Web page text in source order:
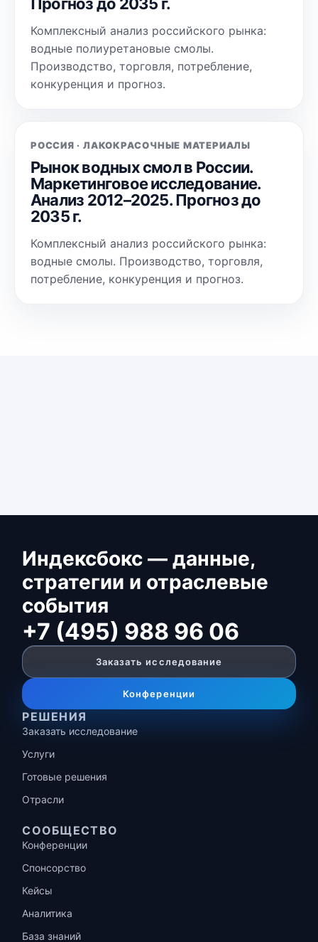
Комплексный анализ российского рынка:
водные полиуретановые смолы.
Производство, торговля, потребление,
конкуренция и прогноз.
РОССИЯ · ЛАКОКРАСОЧНЫЕ МАТЕРИАЛЫ
Рынок водных смол в России.
Маркетинговое исследование.
Анализ 2012–2025. Прогноз до
2035 г.
Комплексный анализ российского рынка:
водные смолы. Производство, торговля,
потребление, конкуренция и прогноз.
Индексбокс — данные,
стратегии и отраслевые
события
+7 (495) 988 96 06
Заказать исследование
Конференции
РЕШЕНИЯ
Заказать исследование
Услуги
Готовые решения
Отрасли
СООБЩЕСТВО
Конференции
Спонсорство
Кейсы
Аналитика
База знаний